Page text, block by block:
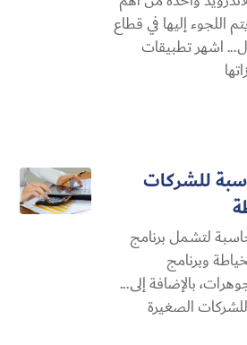
اللجوء إليها في قطاع
اشهر تطبيقات
للشركات
لتشمل برنامج
وبرنامج
بالإضافة إلى...
الصغيرة